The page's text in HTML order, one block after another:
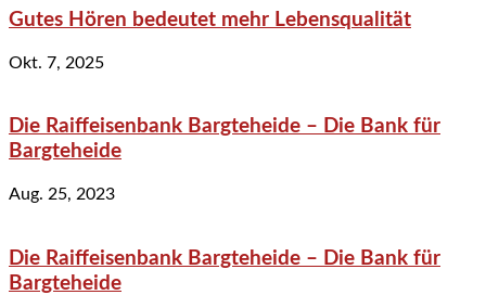
Gutes Hören bedeutet mehr Lebensqualität
Okt. 7, 2025
Die Raiffeisenbank Bargteheide – Die Bank für
Bargteheide
Aug. 25, 2023
Die Raiffeisenbank Bargteheide – Die Bank für
Bargteheide